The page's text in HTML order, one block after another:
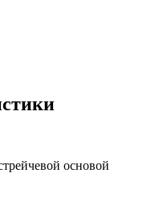
основой